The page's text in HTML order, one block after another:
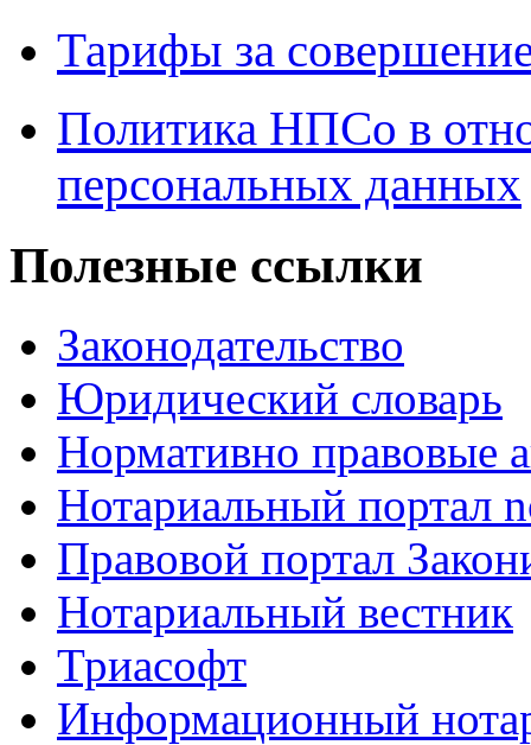
Тарифы за
Политика НПСо в
персональных данных
Полезные ссылки
Законодательство
Юридический словарь
Нормативно правовые
Нотариальный портал
Правовой портал
Нотариальный вестник
Триасофт
Информационный